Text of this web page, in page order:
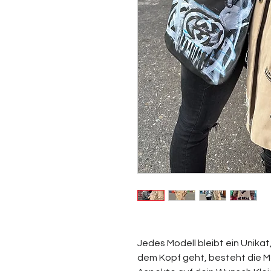
Jedes Modell bleibt ein
dem Kopf geht, besteht die